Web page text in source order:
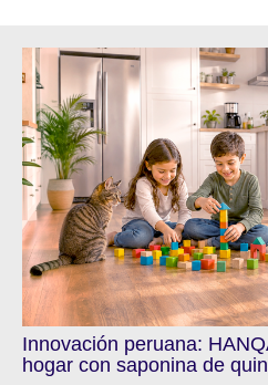
Innovación peruana:
hogar con saponina de